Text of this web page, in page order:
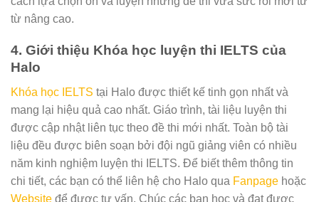
từ nâng cao.
4. Giới thiệu Khóa học luyện thi IELTS của
Halo
Khóa học IELTS tại Halo được thiết kế tinh gọn nhất và
mang lại hiệu quả cao nhất. Giáo trình, tài liệu luyện thi
được cập nhật liên tục theo đề thi mới nhất. Toàn bộ tài
liệu đều được biên soạn bởi đội ngũ giảng viên có nhiều
năm kinh nghiệm luyện thi IELTS. Để biết thêm thông tin
chi tiết, các bạn có thể liên hệ cho Halo qua Fanpage hoặc
Website để được tư vấn. Chúc các bạn học và đạt được